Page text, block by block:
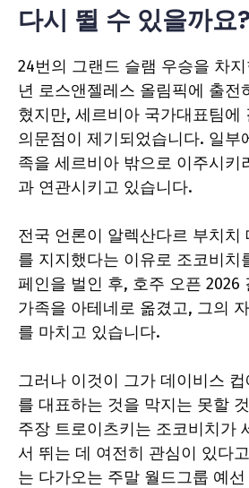
다시 뛸 수 있을까요?
24번의 그랜드 슬램 우승을 차
년 로스앤젤레스 올림픽에 출전
혔지만, 세르비아 국가대표팀에
의문점이 제기되었습니다. 일부
족을 세르비아 밖으로 이주시키
과 연관시키고 있습니다.
전국 언론이 알렉산다르 부치치
를 지지했다는 이유로 조코비치
페인을 벌인 후, 호주 오픈 2026
가족을 아테네로 옮겼고, 그의
를 마치고 있습니다.
그러나 이것이 그가 데이비스
를 대표하는 것을 막지는 못할
주장 트로이츠키는 조코비치가
서 뛰는 데 여전히 관심이 있다
는 다가오는 주말 월드그룹 예